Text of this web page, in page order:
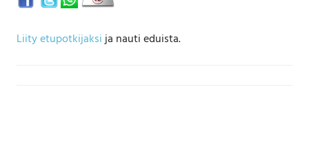
Liity etupotkijaksija nauti eduista.